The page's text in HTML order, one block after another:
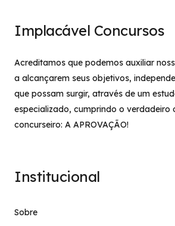
Implacável Concursos
Acreditamos que podemos auxiliar
a alcançarem seus objetivos,
que possam surgir, através de um
especializado, cumprindo o verdadeiro
concurseiro: A APROVAÇÃO!
Institucional
Sobre